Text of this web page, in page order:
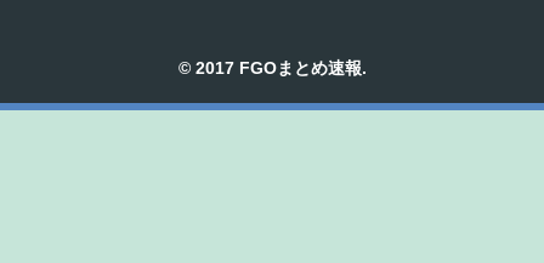
© 2017 FGOまとめ速報.